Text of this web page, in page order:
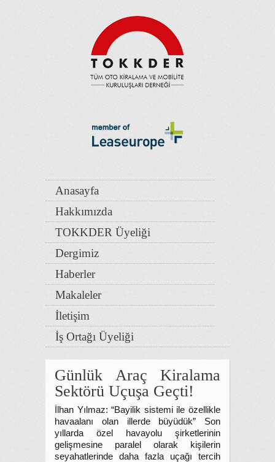
Anasayfa
Hakkımızda
TOKKDER Üyeliği
Dergimiz
Haberler
Makaleler
İletişim
İş Ortağı Üyeliği
Günlük Araç Kiralama
Sektörü Uçuşa Geçti!
İlhan Yılmaz: “Bayilik sistemi ile özellikle
havaalanı olan illerde büyüdük” Son
yıllarda özel havayolu şirketlerinin
gelişmesine paralel olarak kişilerin
seyahatlerinde daha fazla uçağı tercih